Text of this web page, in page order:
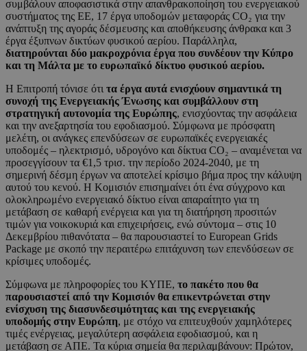
συμβάλουν αποφασιστικά στην απανθρακοποίηση του ενεργειακού
συστήματος της ΕΕ, 17 έργα υποδομών μεταφοράς CO₂ για την
ανάπτυξη της αγοράς δέσμευσης και αποθήκευσης άνθρακα και 3
έργα έξυπνων δικτύων φυσικού αερίου. Παράλληλα,
διατηρούνται δύο μακροχρόνια έργα που συνδέουν την Κύπρο
και τη Μάλτα με το ευρωπαϊκό δίκτυο φυσικού αερίου.
Η Επιτροπή τόνισε ότι τα έργα αυτά ενισχύουν σημαντικά τη
συνοχή της Ενεργειακής Ένωσης και συμβάλλουν στη
στρατηγική αυτονομία της Ευρώπης, ενισχύοντας την ασφάλεια
και την ανεξαρτησία του εφοδιασμού. Σύμφωνα με πρόσφατη
μελέτη, οι ανάγκες επενδύσεων σε ευρωπαϊκές ενεργειακές
υποδομές – ηλεκτρισμό, υδρογόνο και δίκτυα CO₂ – αναμένεται να
προσεγγίσουν τα €1,5 τρισ. την περίοδο 2024-2040, με τη
σημερινή δέσμη έργων να αποτελεί κρίσιμο βήμα προς την κάλυψη
αυτού του κενού. Η Κομισιόν επισημαίνει ότι ένα σύγχρονο και
ολοκληρωμένο ενεργειακό δίκτυο είναι απαραίτητο για τη
μετάβαση σε καθαρή ενέργεια και για τη διατήρηση προσιτών
τιμών για νοικοκυριά και επιχειρήσεις, ενώ σύντομα – στις 10
Δεκεμβρίου πιθανότατα – θα παρουσιαστεί το European Grids
Package με σκοπό την περαιτέρω επιτάχυνση των επενδύσεων σε
κρίσιμες υποδομές.
Σύμφωνα με πληροφορίες του ΚΥΠΕ, το πακέτο που θα
παρουσιαστεί από την Κομισιόν θα επικεντρώνεται στην
ενίσχυση της διασυνδεσιμότητας και της ενεργειακής
υποδομής στην Ευρώπη, με στόχο να επιτευχθούν χαμηλότερες
τιμές ενέργειας, μεγαλύτερη ασφάλεια εφοδιασμού, και η
μετάβαση σε ΑΠΕ. Τα κύρια σημεία θα περιλαμβάνουν: Πρώτον,